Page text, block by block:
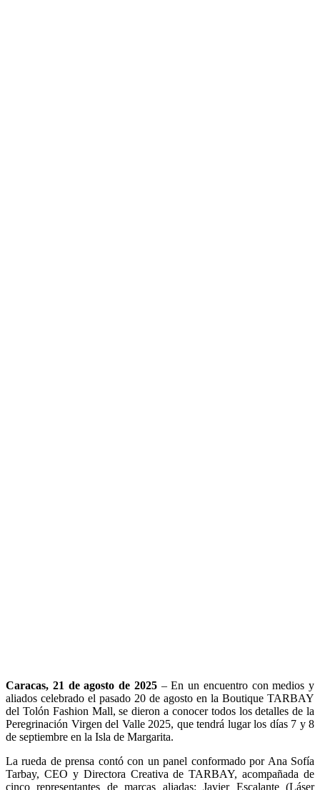
Caracas, 21 de agosto de 2025 – En un encuentro con medios y
aliados celebrado el pasado 20 de agosto en la Boutique TARBAY
del Tolón Fashion Mall, se dieron a conocer todos los detalles de la
Peregrinación Virgen del Valle 2025, que tendrá lugar los días 7 y 8
de septiembre en la Isla de Margarita.
La rueda de prensa contó con un panel conformado por Ana Sofía
Tarbay, CEO y Directora Creativa de TARBAY, acompañada de
cinco representantes de marcas aliadas: Javier Escalante (Láser